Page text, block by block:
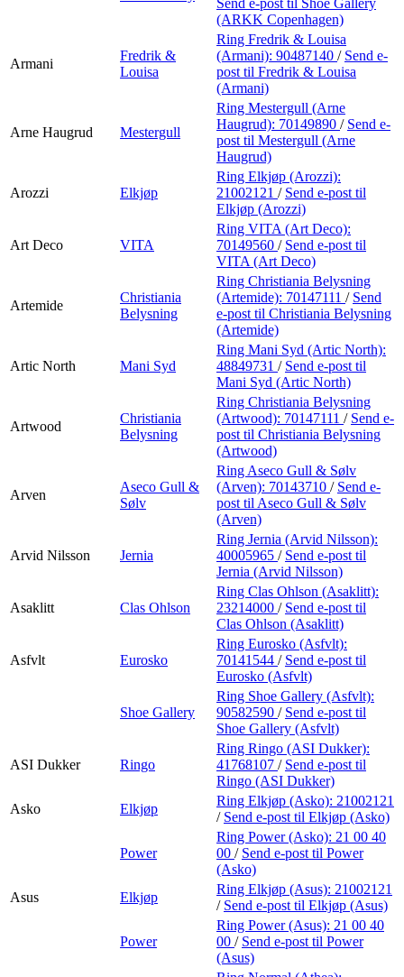
(ARKK Copenhagen)
Armani
Fredrik &
Louisa
Ring Fredrik & Louisa
(Armani): 90487140 / Send e-
post til Fredrik & Louisa
(Armani)
Arne Haugrud Mestergull
Ring Mestergull (Arne
Haugrud): 70149890 / Send e-
post til Mestergull (Arne
Haugrud)
Arozzi Elkjøp
Ring Elkjøp (Arozzi):
21002121 / Send e-post til
Elkjøp (Arozzi)
Art Deco VITA
Ring VITA (Art Deco):
70149560 / Send e-post til
VITA (Art Deco)
Artemide
Christiania
Belysning
Ring Christiania Belysning
(Artemide): 70147111 / Send
e-post til Christiania Belysning
(Artemide)
Artic North Mani Syd
Ring Mani Syd (Artic North):
48849731 / Send e-post til
Mani Syd (Artic North)
Artwood
Christiania
Belysning
Ring Christiania Belysning
(Artwood): 70147111 / Send e-
post til Christiania Belysning
(Artwood)
Arven
Aseco Gull &
Sølv
Ring Aseco Gull & Sølv
(Arven): 70143710 / Send e-
post til Aseco Gull & Sølv
(Arven)
Arvid Nilsson Jernia
Ring Jernia (Arvid Nilsson):
40005965 / Send e-post til
Jernia (Arvid Nilsson)
Asaklitt Clas Ohlson
Ring Clas Ohlson (Asaklitt):
23214000 / Send e-post til
Clas Ohlson (Asaklitt)
Asfvlt Eurosko
Ring Eurosko (Asfvlt):
70141544 / Send e-post til
Eurosko (Asfvlt)
Shoe Gallery
Ring Shoe Gallery (Asfvlt):
90582590 / Send e-post til
Shoe Gallery (Asfvlt)
ASI Dukker Ringo
Ring Ringo (ASI Dukker):
41768107 / Send e-post til
Ringo (ASI Dukker)
Asko
Elkjøp
Ring Elkjøp (Asko): 21002121
/ Send e-post til Elkjøp (Asko)
Power
Ring Power (Asko): 21 00 40
00 / Send e-post til Power
(Asko)
Asus
Elkjøp
Ring Elkjøp (Asus): 21002121
/ Send e-post til Elkjøp (Asus)
Power
Ring Power (Asus): 21 00 40
00 / Send e-post til Power
(Asus)